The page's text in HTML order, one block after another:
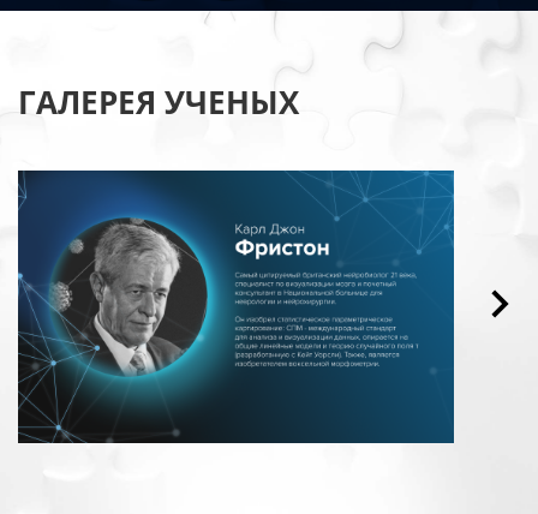
ГАЛЕРЕЯ УЧЕНЫХ